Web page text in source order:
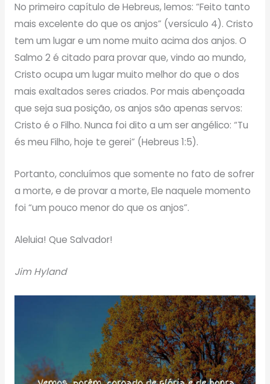
No primeiro capítulo de Hebreus, lemos: “Feito tanto
mais excelente do que os anjos” (versículo 4). Cristo
tem um lugar e um nome muito acima dos anjos. O
Salmo 2 é citado para provar que, vindo ao mundo,
Cristo ocupa um lugar muito melhor do que o dos
mais exaltados seres criados. Por mais abençoada
que seja sua posição, os anjos são apenas servos:
Cristo é o Filho. Nunca foi dito a um ser angélico: “Tu
és meu Filho, hoje te gerei” (Hebreus 1:5).
Portanto, concluímos que somente no fato de sofrer
a morte, e de provar a morte, Ele naquele momento
foi “um pouco menor do que os anjos”.
Aleluia! Que Salvador!
Jim Hyland